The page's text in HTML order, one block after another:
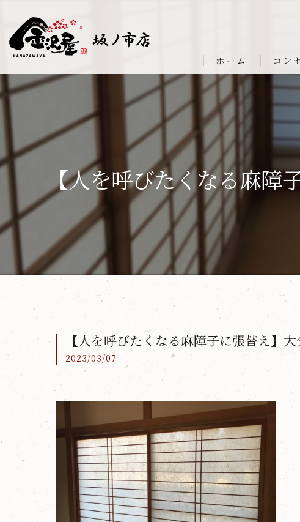
ホーム コン
【人を呼びたくなる麻障
【人を呼びたくなる麻障子に張替え】
2023/03/07